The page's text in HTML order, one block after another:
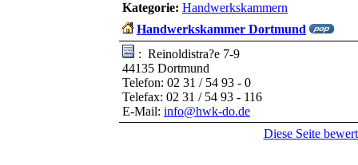
Kategorie: Handwerkskammern
Handwerkskammer Dortmund
: Reinoldistra?e 7-9
44135 Dortmund
Telefon: 02 31 / 54 93 - 0
Telefax: 02 31 / 54 93 - 116
E-Mail: info@hwk-do.de
Diese Seite